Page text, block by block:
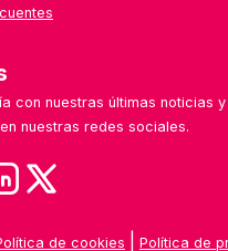
con nuestras últimas noticias
nuestras redes sociales.
de cookies Política de